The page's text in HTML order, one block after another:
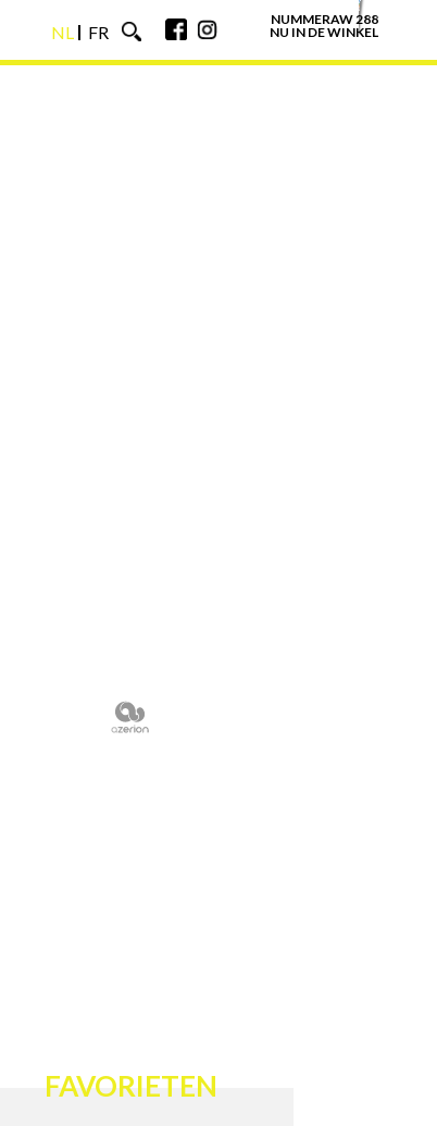
NL
FR
NUMMERAW 288
NU IN DE WINKEL
FAVORIETEN